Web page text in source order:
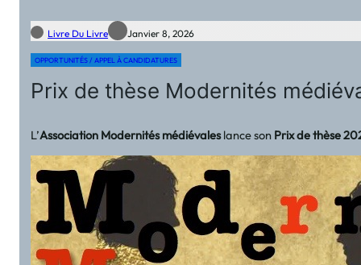
Livre Du Livre Janvier 8, 2026
OPPORTUNITÉS / APPEL À CANDIDATURES
Prix de thèse Modernités
L’Association Modernités médiévaleslance son Prix de thèse